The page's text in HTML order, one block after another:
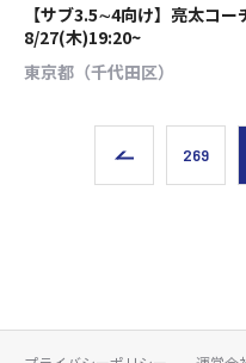
【サブ3.5∼4向け】亮太コ
8/27(木)19:20~
東京都（千代田区）
269